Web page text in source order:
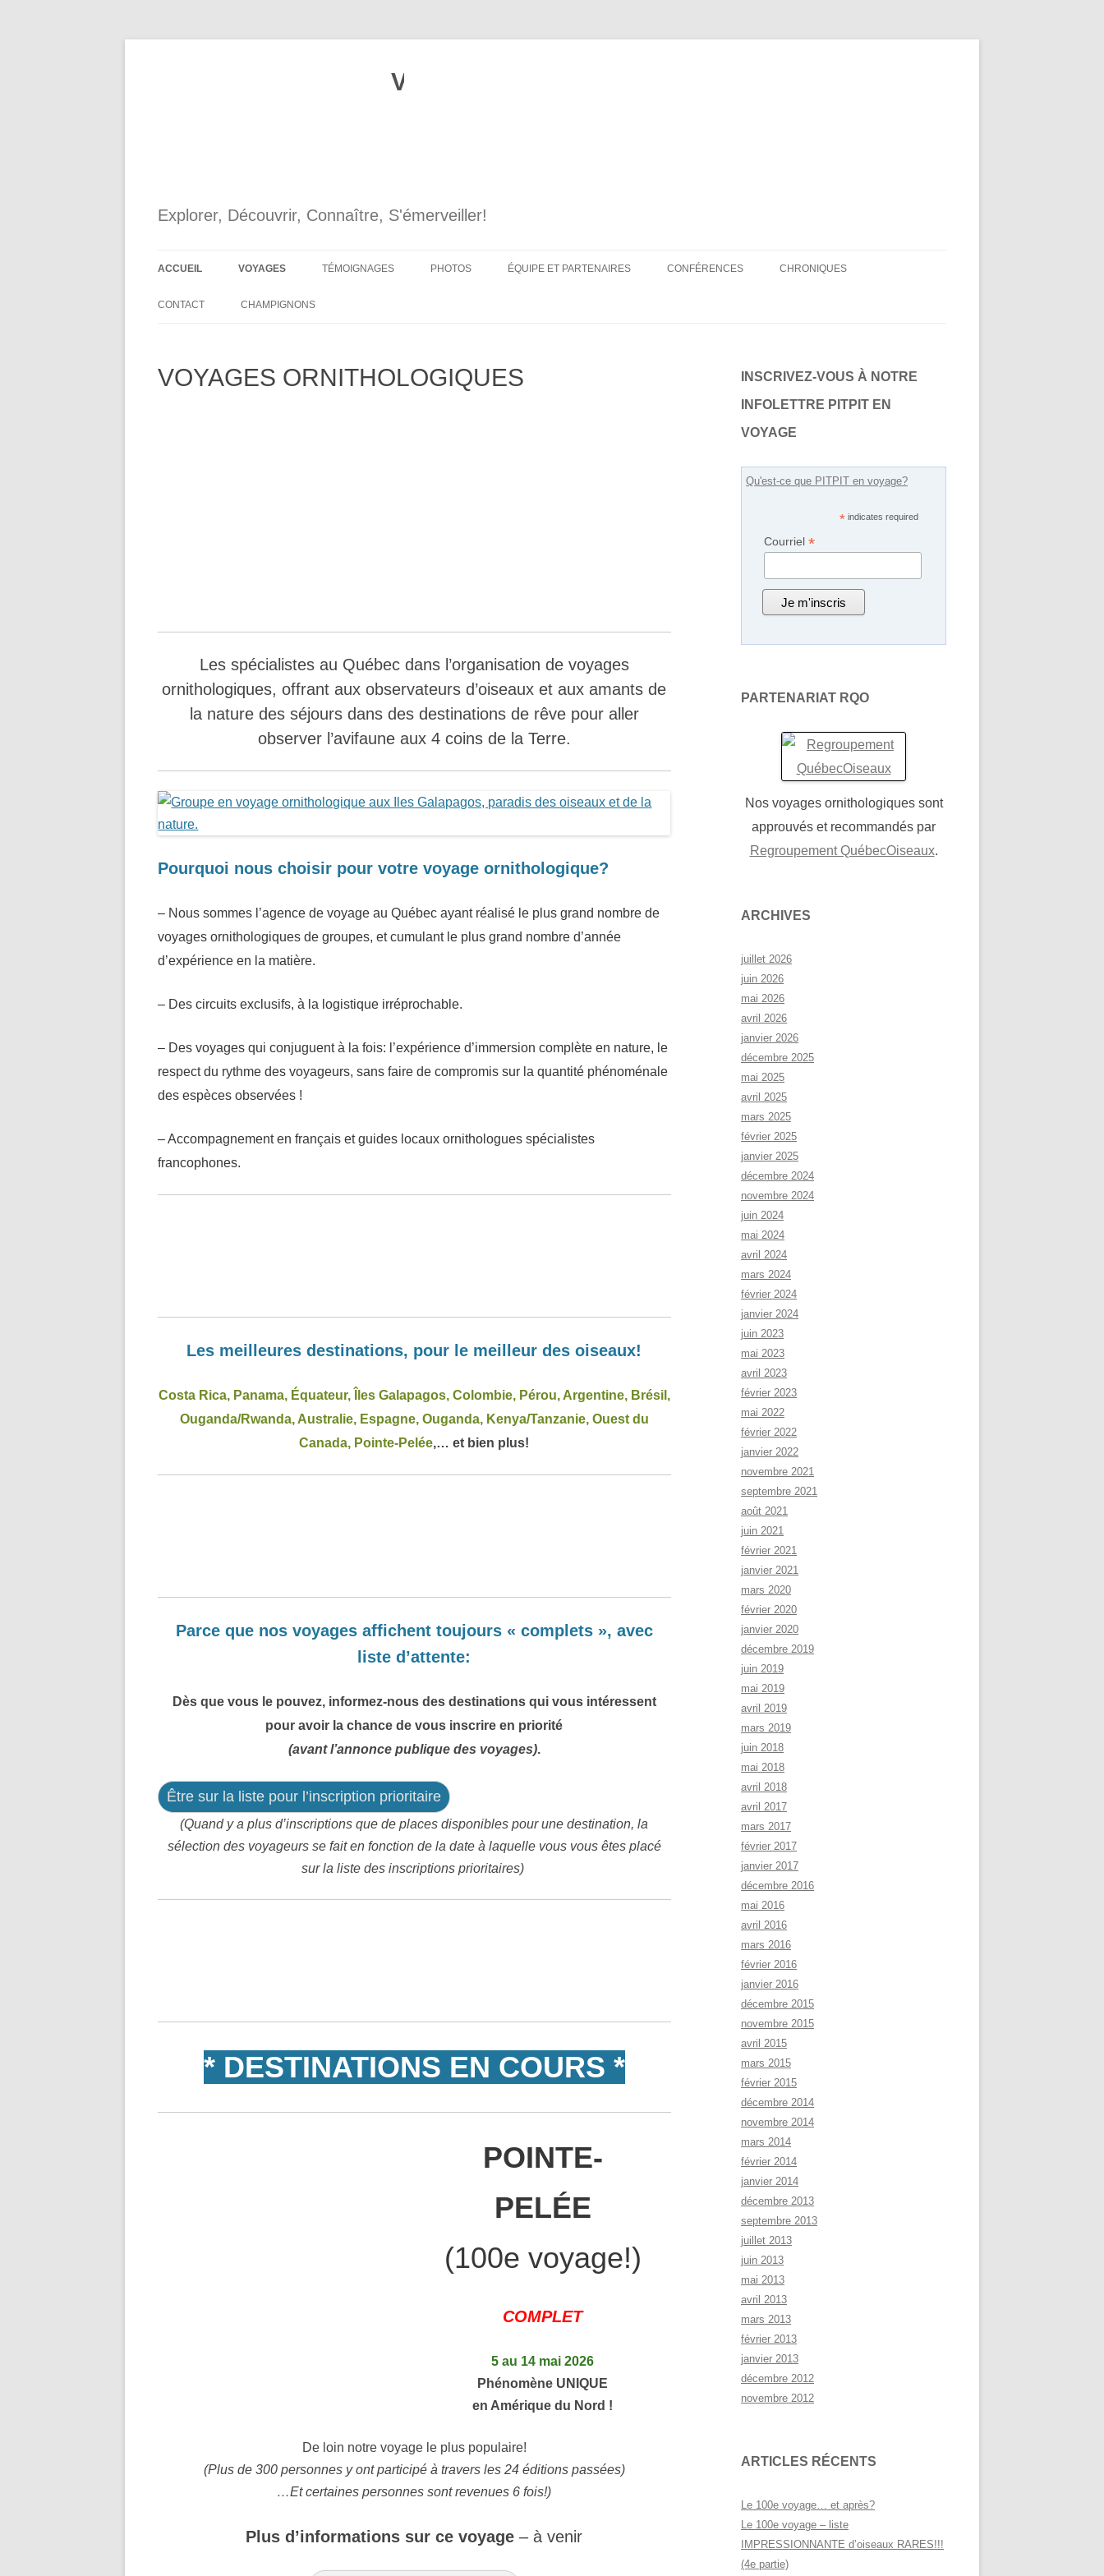
Voyages ornithologiques Serge Beaudette
Explorer, Découvrir, Connaître, S'émerveiller!
ACCUEIL VOYAGES
TOUS LES VOYAGES PLANIFIÉS
TÉMOIGNAGES PHOTOS ÉQUIPE ET PARTENAIRES CONFÉRENCES CHRONIQUES
CHRONIQUES RADIO-CANADA
CHRONIQUES ÉTHOLOGIQUES
CONTACT CHAMPIGNONS
VOYAGES ORNITHOLOGIQUES
Les spécialistes au Québec dans l’organisation de voyages
ornithologiques, offrant aux observateurs d’oiseaux et aux amants de
la nature des séjours dans des destinations de rêve pour aller
observer l’avifaune aux 4 coins de la Terre.
Pourquoi nous choisir pour votre voyage ornithologique?
– Nous sommes l’agence de voyage au Québec ayant réalisé le plus grand nombre de
voyages ornithologiques de groupes, et cumulant le plus grand nombre d’année
d’expérience en la matière.
– Des circuits exclusifs, à la logistique irréprochable.
– Des voyages qui conjuguent à la fois: l’expérience d’immersion complète en nature, le
respect du rythme des voyageurs, sans faire de compromis sur la quantité phénoménale
des espèces observées !
– Accompagnement en français et guides locaux ornithologues spécialistes
francophones.
Les meilleures destinations, pour le meilleur des oiseaux!
Costa Rica, Panama, Équateur, Îles Galapagos, Colombie, Pérou, Argentine, Brésil,
Ouganda/Rwanda, Australie, Espagne, Ouganda, Kenya/Tanzanie, Ouest du
Canada, Pointe-Pelée,… et bien plus!
Parce que nos voyages affichent toujours « complets », avec
liste d’attente:
Dès que vous le pouvez, informez-nous des destinations qui vous intéressent
pour avoir la chance de vous inscrire en priorité
(avant l’annonce publique des voyages).
Être sur la liste pour l’inscription prioritaire
(Quand y a plus d’inscriptions que de places disponibles pour une destination, la
sélection des voyageurs se fait en fonction de la date à laquelle vous vous êtes placé
sur la liste des inscriptions prioritaires)
* DESTINATIONS EN COURS *
POINTE-
PELÉE
(100e voyage!)
COMPLET
5 au 14 mai 2026
Phénomène UNIQUE
en Amérique du Nord !
De loin notre voyage le plus populaire!
(Plus de 300 personnes y ont participé à travers les 24 éditions passées)
…Et certaines personnes sont revenues 6 fois!)
Plus d’informations sur ce voyage – à venir
INSCRIVEZ-VOUS À NOTRE
INFOLETTRE PITPIT EN
VOYAGE
Qu'est-ce que PITPIT en voyage?
* indicates required
Courriel *
PARTENARIAT RQO
Nos voyages ornithologiques sont
approuvés et recommandés par
Regroupement QuébecOiseaux.
ARCHIVES
juillet 2026
juin 2026
mai 2026
avril 2026
janvier 2026
décembre 2025
mai 2025
avril 2025
mars 2025
février 2025
janvier 2025
décembre 2024
novembre 2024
juin 2024
mai 2024
avril 2024
mars 2024
février 2024
janvier 2024
juin 2023
mai 2023
avril 2023
février 2023
mai 2022
février 2022
janvier 2022
novembre 2021
septembre 2021
août 2021
juin 2021
février 2021
janvier 2021
mars 2020
février 2020
janvier 2020
décembre 2019
juin 2019
mai 2019
avril 2019
mars 2019
juin 2018
mai 2018
avril 2018
avril 2017
mars 2017
février 2017
janvier 2017
décembre 2016
mai 2016
avril 2016
mars 2016
février 2016
janvier 2016
décembre 2015
novembre 2015
avril 2015
mars 2015
février 2015
décembre 2014
novembre 2014
mars 2014
février 2014
janvier 2014
décembre 2013
septembre 2013
juillet 2013
juin 2013
mai 2013
avril 2013
mars 2013
février 2013
janvier 2013
décembre 2012
novembre 2012
ARTICLES RÉCENTS
Le 100e voyage… et après?
Le 100e voyage – liste
IMPRESSIONNANTE d’oiseaux RARES!!!
(4e partie)